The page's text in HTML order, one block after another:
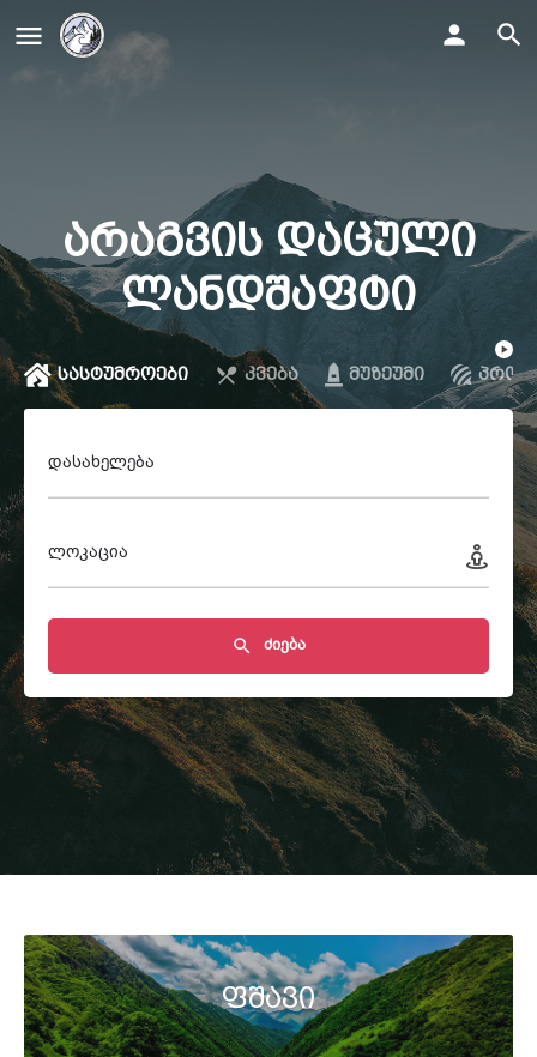
არაგვის დაცული
ლანდშაფტი
სასტუმროები კვება მუზეუმი
დასახელება
ლოკაცია
ძიება
ფშავი